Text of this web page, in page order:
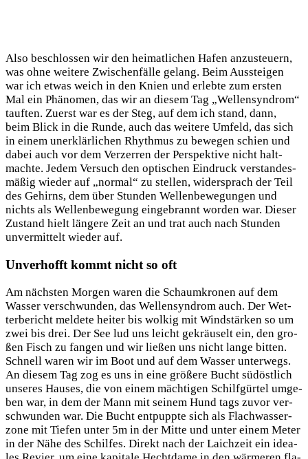
Also beschlos­sen wir den hei­mat­li­chen Hafen anzu­steu­ern,
was ohne wei­te­re Zwi­schen­fäl­le gelang. Beim Aus­stei­gen
war ich etwas weich in den Knien und erleb­te zum ers­ten
Mal ein Phä­no­men, das wir an die­sem Tag „Wel­len­syn­drom“
tauf­ten. Zuerst war es der Steg, auf dem ich stand, dann,
beim Blick in die Run­de, auch das wei­te­re Umfeld, das sich
in einem uner­klär­li­chen Rhyth­mus zu bewe­gen schien und
dabei auch vor dem Ver­zer­ren der Per­spek­ti­ve nicht halt­
mach­te. Jedem Ver­such den opti­schen Ein­druck ver­stan­des­
mä­ßig wie­der auf „nor­mal“ zu stel­len, wider­sprach der Teil
des Gehirns, dem über Stun­den Wel­len­be­we­gun­gen und
nichts als Wel­len­be­we­gung ein­ge­brannt wor­den war. Die­ser
Zustand hielt län­ge­re Zeit an und trat auch nach Stun­den
unver­mit­telt wie­der auf.
Unverhofft kommt nicht so oft
Am nächs­ten Mor­gen waren die Schaum­kro­nen auf dem
Was­ser ver­schwun­den, das Wel­len­syn­drom auch. Der Wet­
ter­be­richt mel­de­te hei­ter bis wol­kig mit Wind­stär­ken so um
zwei bis drei. Der See lud uns leicht gekräu­selt ein, den gro­
ßen Fisch zu fan­gen und wir lie­ßen uns nicht lan­ge bit­ten.
Schnell waren wir im Boot und auf dem Was­ser unter­wegs.
An die­sem Tag zog es uns in eine grö­ße­re Bucht süd­öst­lich
unse­res Hau­ses, die von einem mäch­ti­gen Schilf­gür­tel umge­
ben war, in dem der Mann mit sei­nem Hund tags zuvor ver­
schwun­den war. Die Bucht ent­pupp­te sich als Flach­was­ser­
zo­ne mit Tie­fen unter 5m in der Mit­te und unter einem Meter
in der Nähe des Schil­fes. Direkt nach der Laich­zeit ein idea­